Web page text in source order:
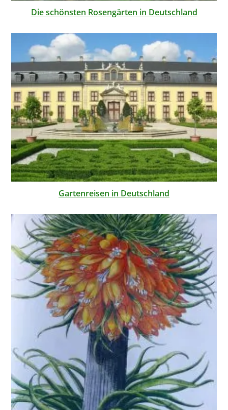
Die schönsten Rosengärten in Deutschland
Gartenreisen in Deutschland